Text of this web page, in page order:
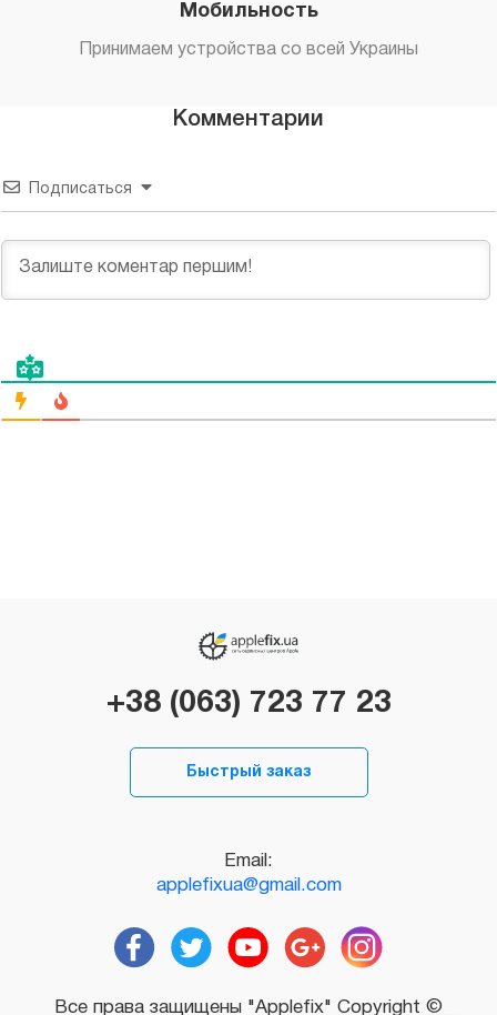
Мобильность
Принимаем устройства со всей Украины
Комментарии
Подписаться
+38 (063) 723 77 23
Быстрый заказ
Email:
applefixua@gmail.com
Все права защищены "Applefix" Copyright ©